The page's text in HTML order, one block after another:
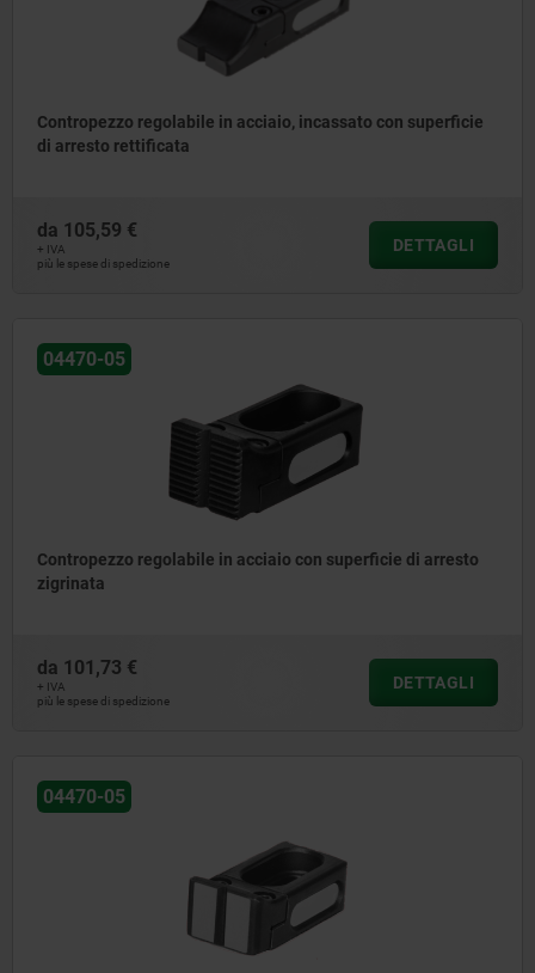
Contropezzo regolabile in acciaio, incassato con superficie
di arresto rettificata
da 105,59 €
+ IVA
più le spese di spedizione
DETTAGLI
04470-05
Contropezzo regolabile in acciaio con superficie di arresto
zigrinata
da 101,73 €
+ IVA
più le spese di spedizione
DETTAGLI
04470-05